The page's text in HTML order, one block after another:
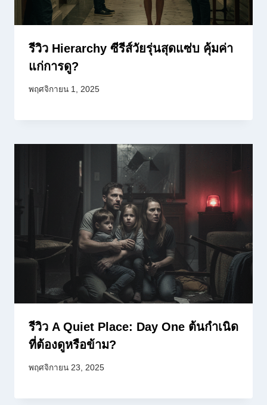
รีวิว Hierarchy ซีรีส์วัยรุ่นสุดแซ่บ คุ้มค่า
แก่การดู?
พฤศจิกายน 1, 2025
รีวิว A Quiet Place: Day One ต้นกำเนิด
ที่ต้องดูหรือข้าม?
พฤศจิกายน 23, 2025